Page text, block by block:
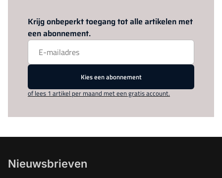
Krijg onbeperkt toegang tot alle artikelen met
een abonnement.
Kies een abonnement
of lees 1 artikel per maand met een gratis account.
Nieuwsbrieven